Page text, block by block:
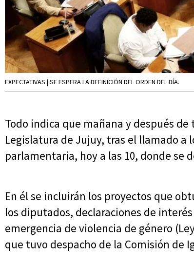
EXPECTATIVAS | SE ESPERA LA DEFINICIÓN DEL ORDEN DEL DÍA.
Todo indica que mañana y después
Legislatura de Jujuy, tras el llamado a
parlamentaria, hoy a las 10, donde se
En él se incluirán los proyectos que
los diputados, declaraciones de
emergencia de violencia de género
que tuvo despacho de la Comisión de